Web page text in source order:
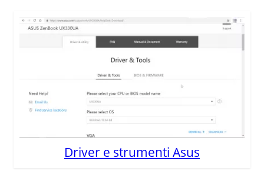
Driver e strumenti Asus